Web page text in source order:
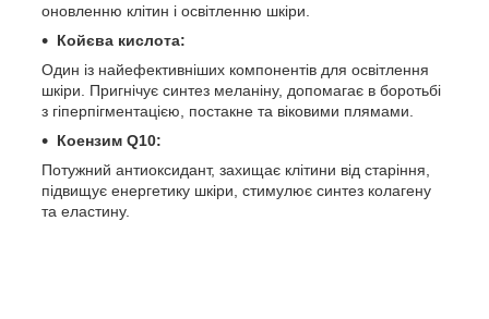
оновленню клітин і освітленню шкіри.
Койєва кислота:
Один із найефективніших компонентів для освітлення
шкіри. Пригнічує синтез меланіну, допомагає в боротьбі
з гіперпігментацією, постакне та віковими плямами.
Коензим Q10:
Потужний антиоксидант, захищає клітини від старіння,
підвищує енергетику шкіри, стимулює синтез колагену
та еластину.